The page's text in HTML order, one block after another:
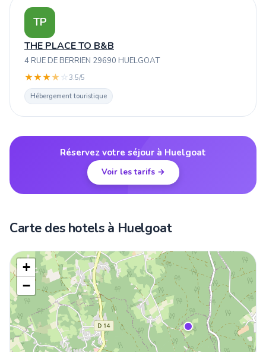
TP
THE PLACE TO B&B
4 RUE DE BERRIEN 29690 HUELGOAT
★★★★ ☆3.5/5
Hébergement touristique
Réservez votre séjour à Huelgoat
Voir les tarifs →
Carte des hotels à Huelgoat
+
−